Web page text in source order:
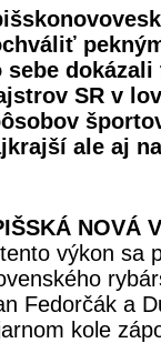
sebe
SR v
ale aj
NOVÁ
výkon sa
Fedorčák a
kole